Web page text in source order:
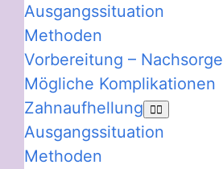
Ausgangssituation
Methoden
Vorbereitung – Nachsorge
Mögliche Komplikationen
Zahnaufhellung
Ausgangssituation
Methoden